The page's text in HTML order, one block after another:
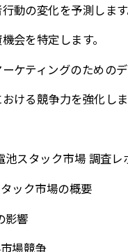
動の変化を予測します
会を特定します。
ケティングのための
ける競争力を強化しま
スタック市場 調査レ
ック市場の概要
影響
場競争